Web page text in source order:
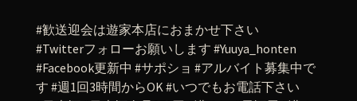
#歓送迎会は遊家本店におまかせ下さい
#Twitterフォローお願いします #Yuuya_honten
#Facebook更新中 #サポショ #アルバイト募集中で
す #週1回3時間からOK #いつでもお電話下さい